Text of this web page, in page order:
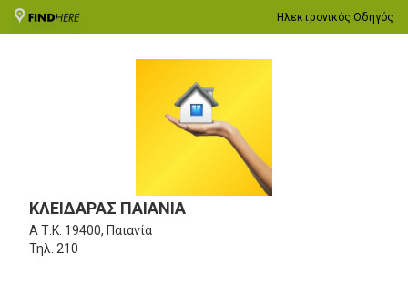
Ηλεκτρονικός Οδηγός
ΚΛΕΙΔΑΡΑΣ ΠΑΙΑΝΙΑ
Α Τ.Κ. 19400, Παιανία
Τηλ. 210